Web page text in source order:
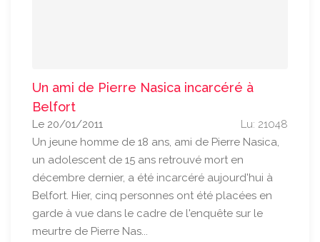
Un ami de Pierre Nasica incarcéré à
Belfort
Lu: 21048
Le 20/01/2011
Un jeune homme de 18 ans, ami de Pierre Nasica,
un adolescent de 15 ans retrouvé mort en
décembre dernier, a été incarcéré aujourd'hui à
Belfort. Hier, cinq personnes ont été placées en
garde à vue dans le cadre de l'enquête sur le
meurtre de Pierre Nas...